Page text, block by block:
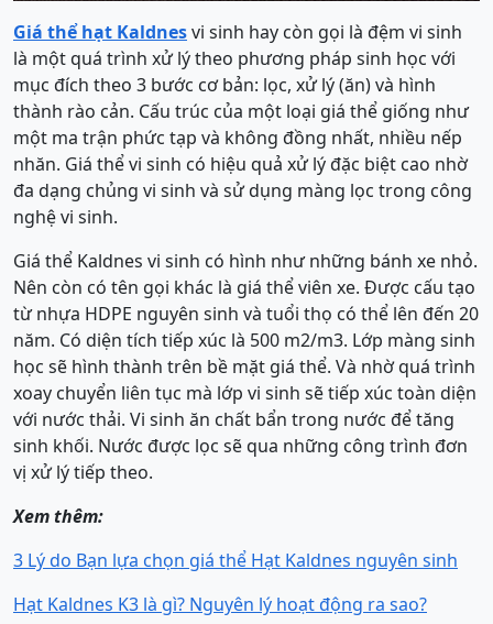
Giá thể hạt Kaldnesvi sinh hay còn gọi là đệm vi sinh
là một quá trình xử lý theo phương pháp sinh học với
mục đích theo 3 bước cơ bản: lọc, xử lý (ăn) và hình
thành rào cản. Cấu trúc của một loại giá thể giống như
một ma trận phức tạp và không đồng nhất, nhiều nếp
nhăn. Giá thể vi sinh có hiệu quả xử lý đặc biệt cao nhờ
đa dạng chủng vi sinh và sử dụng màng lọc trong công
nghệ vi sinh.
Giá thể Kaldnes vi sinh có hình như những bánh xe nhỏ.
Nên còn có tên gọi khác là giá thể viên xe. Được cấu tạo
từ nhựa HDPE nguyên sinh và tuổi thọ có thể lên đến 20
năm. Có diện tích tiếp xúc là 500 m2/m3. Lớp màng sinh
học sẽ hình thành trên bề mặt giá thể. Và nhờ quá trình
xoay chuyển liên tục mà lớp vi sinh sẽ tiếp xúc toàn diện
với nước thải. Vi sinh ăn chất bẩn trong nước để tăng
sinh khối. Nước được lọc sẽ qua những công trình đơn
vị xử lý tiếp theo.
Xem thêm:
3 Lý do Bạn lựa chọn giá thể Hạt Kaldnes nguyên sinh
Hạt Kaldnes K3 là gì? Nguyên lý hoạt động ra sao?